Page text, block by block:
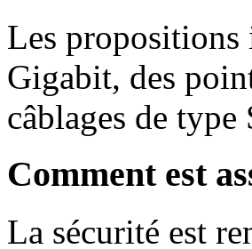
Les propositions
Gigabit, des
câblages de
Comment est
La sécurité est